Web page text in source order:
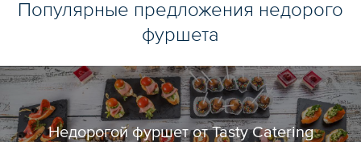
Популярные предложения недорого
фуршета
Недорогой фуршет от Tasty Catering